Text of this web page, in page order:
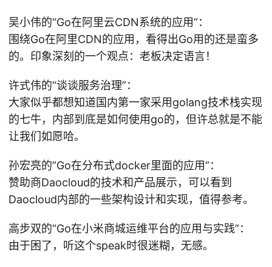
吴小伟的“Go在阿里云CDN系统的应用”：
围绕Go在阿里CDN的应用，看得出Go用的还是蛮多
的。印象深刻的一个观点：老板决定语言！
许式伟的“谈谈服务治理”：
大家似乎都想知道国内第一家采用golang技术栈实现
的七牛，内部到底是如何使用go的，但许总就是不能
让我们如愿哈。
孙宏亮的”Go在分布式docker里面的应用”：
赞助商Daocloud的技术和产品展示，可以看到
Daocloud内部的一些架构设计和实现，值得参考。
高步双的“Go在小米商城运维平台的应用与实践”：
由于困了，听这个speak时很迷糊，无感。